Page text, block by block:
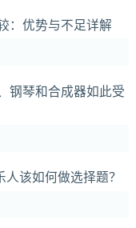
：优势与不足详解
钢琴和合成器如此受
该如何做选择题？